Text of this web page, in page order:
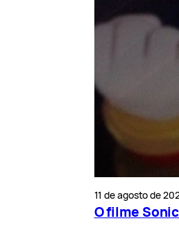
11 de agosto de
O filme